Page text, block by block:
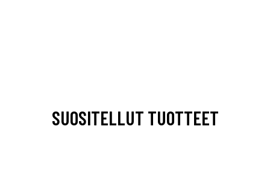
SUOSITELLUT TUOTTEET